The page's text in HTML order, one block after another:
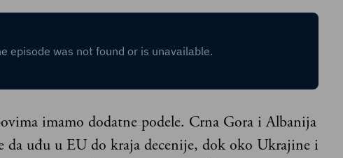
imamo dodatne podele. Crna Gora i Albanija
da uđu u EU do kraja decenije, dok oko Ukrajine i